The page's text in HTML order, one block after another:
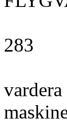
283